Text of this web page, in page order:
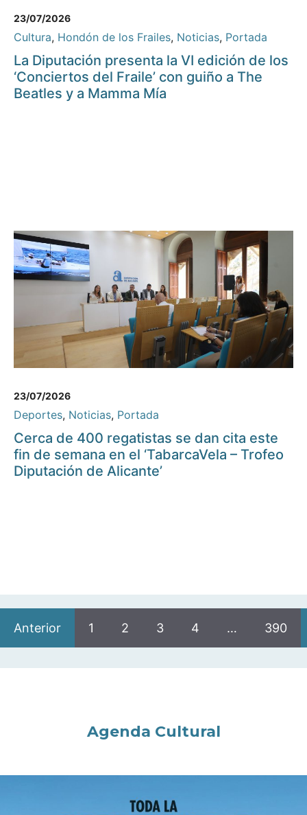
23/07/2026
Cultura, Hondón de los Frailes, Noticias, Portada
La Diputación presenta la VI edición de los
‘Conciertos del Fraile’ con guiño a The
Beatles y a Mamma Mía
23/07/2026
Deportes, Noticias, Portada
Cerca de 400 regatistas se dan cita este
fin de semana en el ‘TabarcaVela – Trofeo
Diputación de Alicante’
Anterior 1 2 3 4 … 390
Agenda Cultural